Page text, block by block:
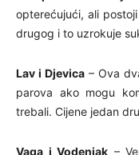
opterećujući, ali
drugog i to uzrokuje
Lav i Djevica– Ova
parova ako mogu
trebali. Cijene jedan
Vaga i Vodenjak –